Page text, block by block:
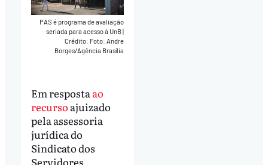
PAS é programa de avaliação
seriada para acesso à UnB
Crédito: Foto: Andre
Borges/Agência Brasília
Em respostaao
recurso ajuizado
pela assessoria
jurídica do
Sindicato dos
Servidores